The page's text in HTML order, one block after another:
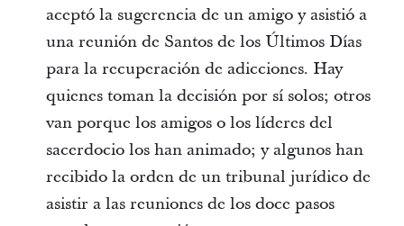
aceptó la sugerencia de un amigo y asistió a
una reunión de Santos de los Últimos Días
para la recuperación de adicciones. Hay
quienes toman la decisión por sí solos; otros
van porque los amigos o los líderes del
sacerdocio los han animado; y algunos han
recibido la orden de un tribunal jurídico de
asistir a las reuniones de los doce pasos